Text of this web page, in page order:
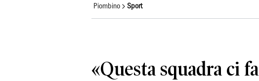
Piombino Sport
«Questa squadra ci fa